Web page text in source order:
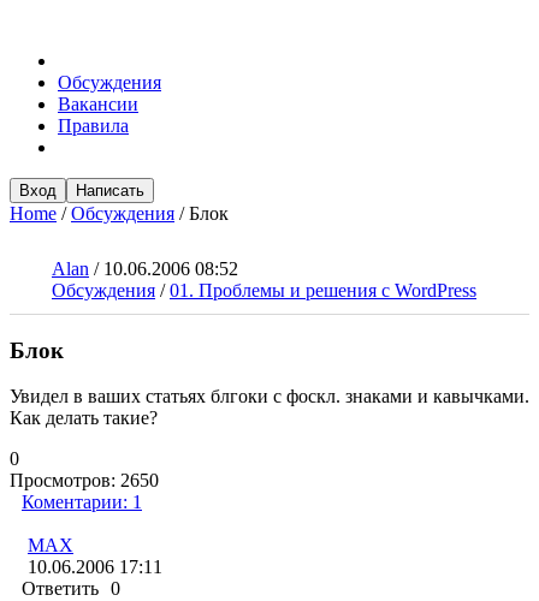
Обсуждения
Вакансии
Правила
Вход Написать
Home /Обсуждения /Блок
Alan / 10.06.2006 08:52
Обсуждения /01. Проблемы и решения с WordPress
Блок
Увидел в ваших статьях блгоки с фоскл. знаками и кавычками.
Как делать такие?
0
Просмотров: 2650
Коментарии: 1
MAX
10.06.2006 17:11
Ответить 0